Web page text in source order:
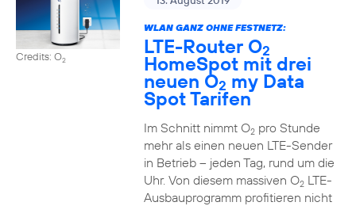
Credits: O2
WLAN GANZ OHNE FESTNETZ:
LTE-Router O2
HomeSpot mit drei
neuen O2 my Data
Spot Tarifen
Im Schnitt nimmt O2pro Stunde
mehr als einen neuen LTE-Sender
in Betrieb – jeden Tag, rund um die
Uhr. Von diesem massiven O2LTE-
Ausbauprogramm profitieren nicht